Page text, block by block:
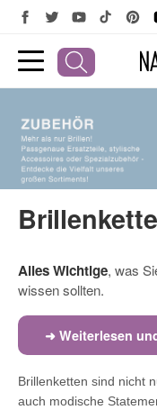
Alles Wichtige, was
wissen sollten.
➜ Weiterlesen
Brillenketten sind nicht
auch modische